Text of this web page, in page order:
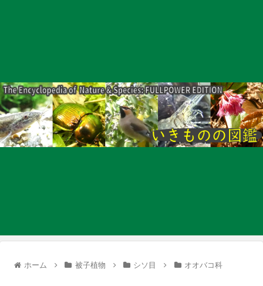
ホーム 被子植物 シソ目 オオバコ科